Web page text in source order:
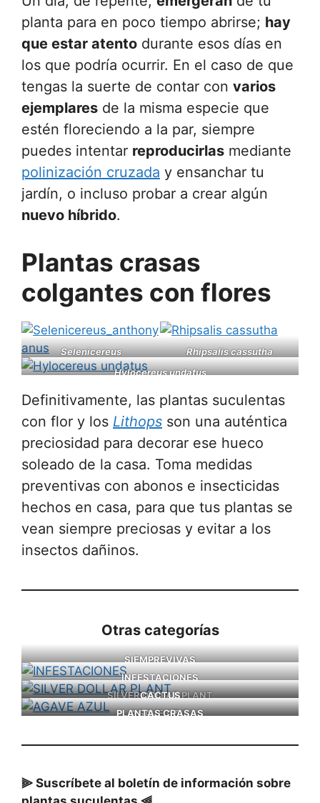
planta para en poco tiempo abrirse; hay
que estar atento durante esos días en
los que podría ocurrir. En el caso de que
tengas la suerte de contar con varios
ejemplares de la misma especie que
estén floreciendo a la par, siempre
puedes intentar reproducirlas mediante
polinización cruzada y ensanchar tu
jardín, o incluso probar a crear algún
nuevo híbrido.
Plantas crasas
colgantes con flores
Selenicereus
anthonyanus
Rhipsalis cassutha
Hylocereus undatus
Definitivamente, las plantas suculentas
con flor y los Lithops son una auténtica
preciosidad para decorar ese hueco
soleado de la casa. Toma medidas
preventivas con abonos e insecticidas
hechos en casa, para que tus plantas se
vean siempre preciosas y evitar a los
insectos dañinos.
Otras categorías
SIEMPREVIVAS
INFESTACIONES
SILVER DOLLAR PLANT
CACTUS
AGAVE AZUL
PLANTAS CRASAS
⫸ Suscríbete al boletín de información sobre